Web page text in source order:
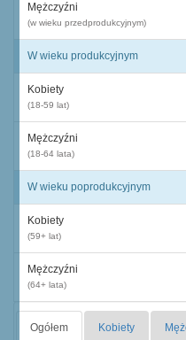
Mężczyźni
(w wieku przedprodukcyjnym)
W wieku produkcyjnym
Kobiety
(18-59 lat)
Mężczyźni
(18-64 lata)
W wieku poprodukcyjnym
Kobiety
(59+ lat)
Mężczyźni
(64+ lata)
Ogółem Kobiety